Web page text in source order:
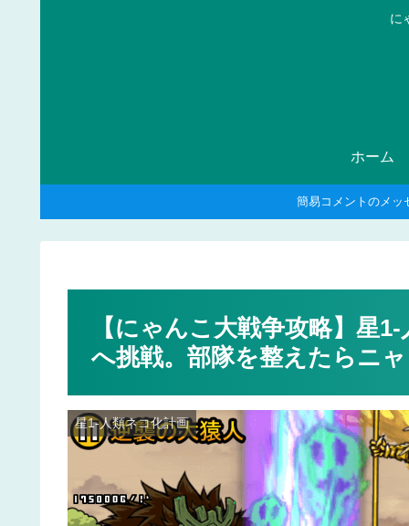
に
ホーム
簡易コメントのメッ
【にゃんこ大戦争攻略】星
へ挑戦。部隊を整えたらニ
星1-人類ネコ化計画